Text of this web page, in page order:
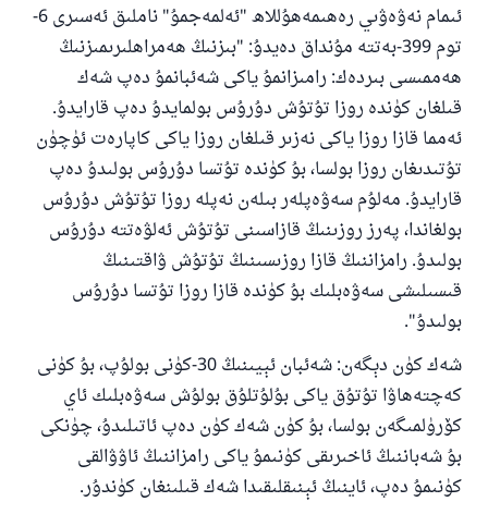
ئىمام نەۋەۋىي رەھىمەھۇللاھ "ئەلمەجمۇ" ناملىق ئەسىرى 6-
توم 399-بەتتە مۇنداق دەيدۇ: "بىزنىڭ ھەمراھلىرىمىزنىڭ
ھەممىسى بىردەك: رامىزانمۇ ياكى شەئبانمۇ دەپ شەك
قىلغان كۈندە روزا تۇتۇش دۇرۇس بولمايدۇ دەپ قارايدۇ.
ئەمما قازا روزا ياكى نەزىر قىلغان روزا ياكى كاپارەت ئۈچۈن
تۇتىدىغان روزا بولسا، بۇ كۈندە تۇتسا دۇرۇس بولىدۇ دەپ
قارايدۇ. مەلۇم سەۋەپلەر بىلەن نەپلە روزا تۇتۇش دۇرۇس
بولغاندا، پەرز روزىنىڭ قازاسىنى تۇتۇش ئەلۋەتتە دۇرۇس
بولىدۇ. رامزاننىڭ قازا روزىسىنىڭ تۇتۇش ۋاقتىنىڭ
قىسىلىشى سەۋەبلىك بۇ كۈندە قازا روزا تۇتسا دۇرۇس
بولىدۇ".
شەك كۈن دېگەن: شەئبان ئېيىنىڭ 30-كۈنى بولۇپ، بۇ كۈنى
كەچتەھاۋا تۇتۇق ياكى بۇلۇتلۇق بولۇش سەۋەبلىك ئاي
كۆرۈلمىگەن بولسا، بۇ كۈن شەك كۈن دەپ ئاتىلىدۇ، چۈنكى
بۇ شەباننىڭ ئاخىرىقى كۈنىمۇ ياكى رامزاننىڭ ئاۋۋالقى
كۈنىمۇ دەپ، ئاينىڭ ئېنىقلىقىدا شەك قىلىنغان كۈندۇر.